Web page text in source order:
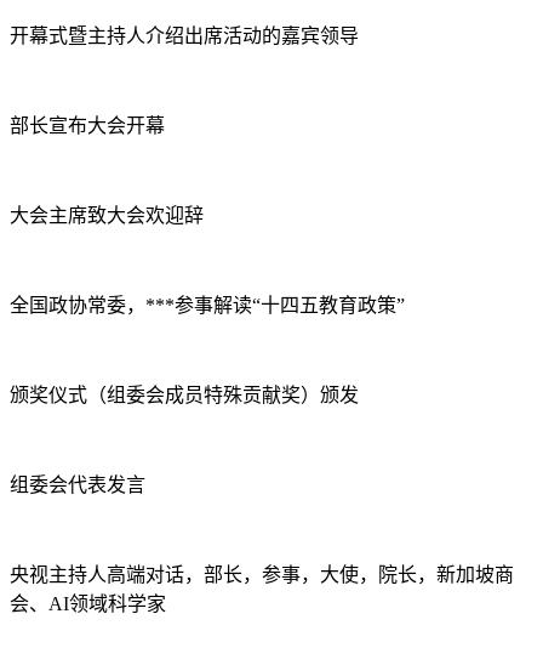
开幕式暨主持人介绍出席活动的嘉宾领导
部长宣布大会开幕
大会主席致大会欢迎辞
全国政协常委，***参事解读“十四五教育政策”
颁奖仪式（组委会成员特殊贡献奖）颁发
组委会代表发言
央视主持人高端对话，部长，参事，大使，院长，新加坡商
会、AI领域科学家